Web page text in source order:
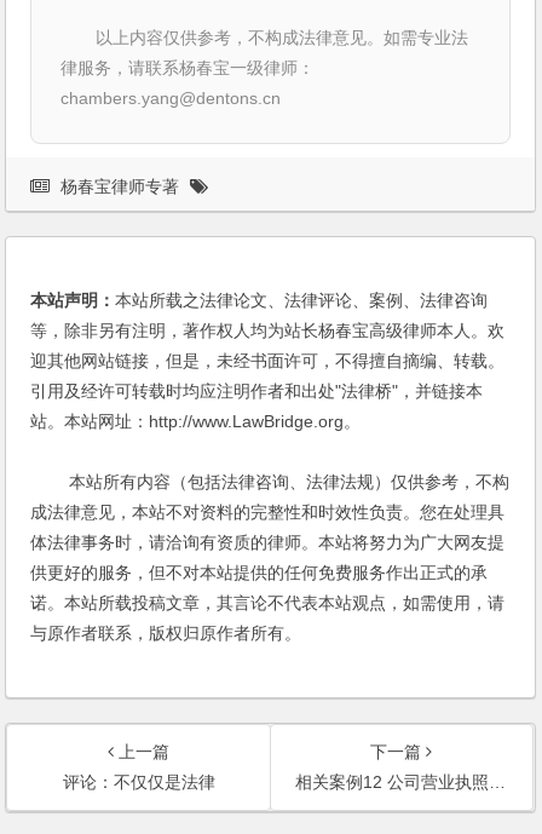
以上内容仅供参考，不构成法律意见。如需专业法
律服务，请联系杨春宝一级律师：
chambers.yang@dentons.cn
杨春宝律师专著
本站声明：本站所载之法律论文、法律评论、案例、法律咨询
等，除非另有注明，著作权人均为站长杨春宝高级律师本人。欢
迎其他网站链接，但是，未经书面许可，不得擅自摘编、转载。
引用及经许可转载时均应注明作者和出处"法律桥"，并链接本
站。本站网址：http://www.LawBridge.org。
本站所有内容（包括法律咨询、法律法规）仅供参考，不构
成法律意见，本站不对资料的完整性和时效性负责。您在处理具
体法律事务时，请洽询有资质的律师。本站将努力为广大网友提
供更好的服务，但不对本站提供的任何免费服务作出正式的承
诺。本站所载投稿文章，其言论不代表本站观点，如需使用，请
与原作者联系，版权归原作者所有。
上一篇
评论：不仅仅是法律
下一篇
相关案例12 公司营业执照被吊销后股东的清算责任